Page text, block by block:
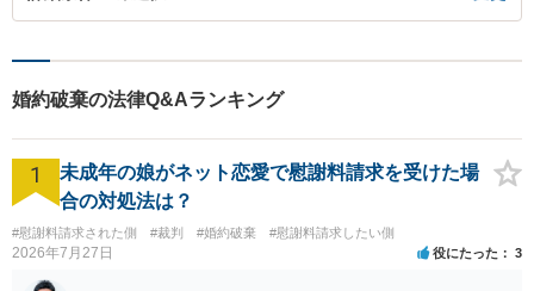
婚約破棄の法律Q&Aランキング
1
未成年の娘がネット恋愛で慰謝料請求を受けた場
合の対処法は？
#慰謝料請求された側 #裁判 #婚約破棄 #慰謝料請求したい側
2026年7月27日 役にたった 3